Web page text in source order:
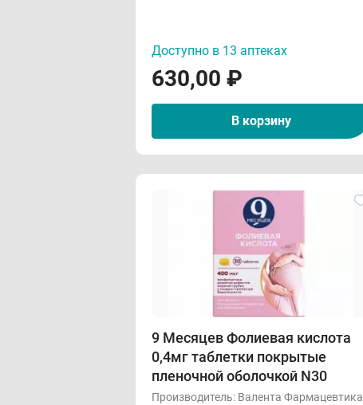
Доступно в 13 аптеках
630,00 ₽
В корзину
9 Месяцев Фолиевая кислота
0,4мг таблетки покрытые
пленочной оболочкой N30
Производитель: Валента Фармацевтика